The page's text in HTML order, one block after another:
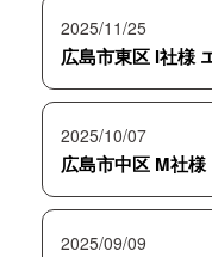
2025/11/25
広島市東区 I社様
2025/10/07
広島市中区 M社
2025/09/09